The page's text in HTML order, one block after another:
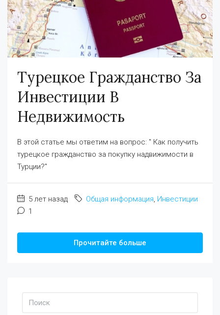
Турецкое Гражданство За
Инвестиции В
Недвижимость
В этой статье мы ответим на вопрос: " Как получить
турецкое гражданство за покупку надвижимости в
Турции?"
5 лет назад Общая информация, Инвестиции
1
Прочитайте больше